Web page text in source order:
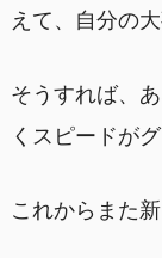
えて、自分の
そうすれば、
くスピードが
これからまた